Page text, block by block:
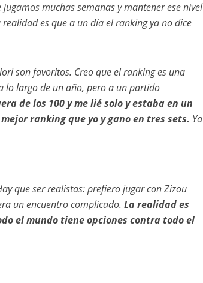
muchas semanas y mantener ese nivel
es que a un día el ranking ya no dice
son favoritos. Creo que el ranking es una
lo largo de un año, pero a un partido
de los 100 y me lié solo y estaba en un
ranking que yo y gano en tres sets. Ya
que ser realistas: prefiero jugar con Zizou
un encuentro complicado. La realidad es
el mundo tiene opciones contra todo el